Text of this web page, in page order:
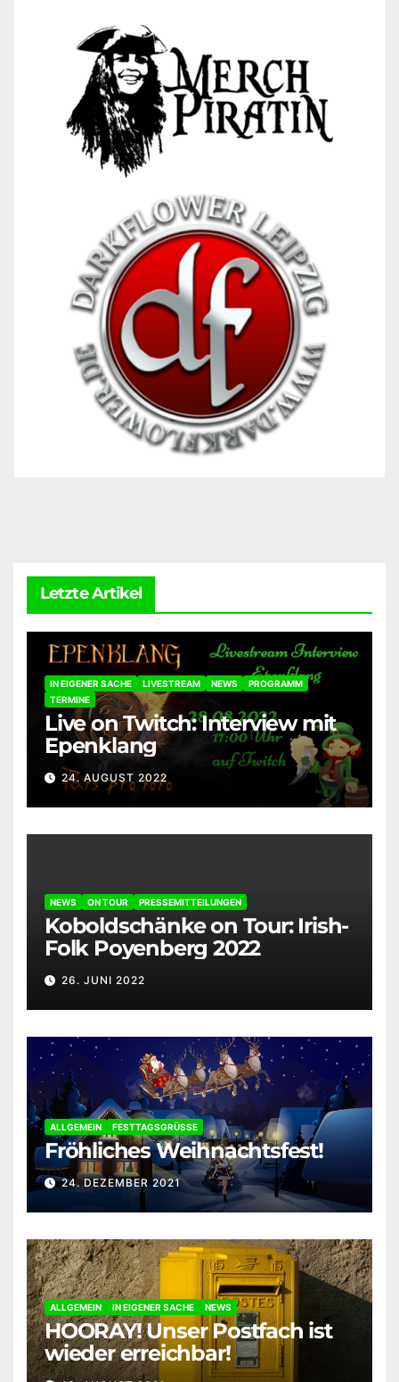
Letzte Artikel
IN EIGENER SACHE LIVESTREAM NEWS
PROGRAMM
TERMINE
Live on Twitch: Interview mit
Epenklang
24. AUGUST 2022
NEWS ON TOUR PRESSEMITTEILUNGEN
Koboldschänke on Tour: Irish-
Folk Poyenberg 2022
26. JUNI 2022
ALLGEMEIN FESTTAGSGRÜSSE
Fröhliches Weihnachtsfest!
24. DEZEMBER 2021
ALLGEMEIN IN EIGENER SACHE NEWS
HOORAY! Unser Postfach ist
wieder erreichbar!